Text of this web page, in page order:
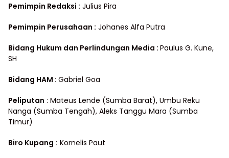
Pemimpin Redaksi : Julius Pira
Pemimpin Perusahaan : Johanes Alfa Putra
Bidang Hukum dan Perlindungan Media : Paulus G. Kune,
SH
Bidang HAM : Gabriel Goa
Peliputan : Mateus Lende (Sumba Barat), Umbu Reku
Nanga (Sumba Tengah), Aleks Tanggu Mara (Sumba
Timur)
Biro Kupang : Kornelis Paut